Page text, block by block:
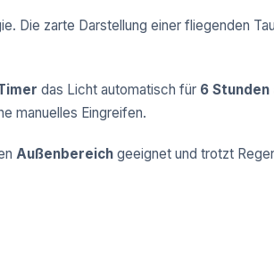
Die zarte Darstellung einer fliegenden
das Licht automatisch für 6
manuelles Eingreifen.
Außenbereich geeignet und trotzt